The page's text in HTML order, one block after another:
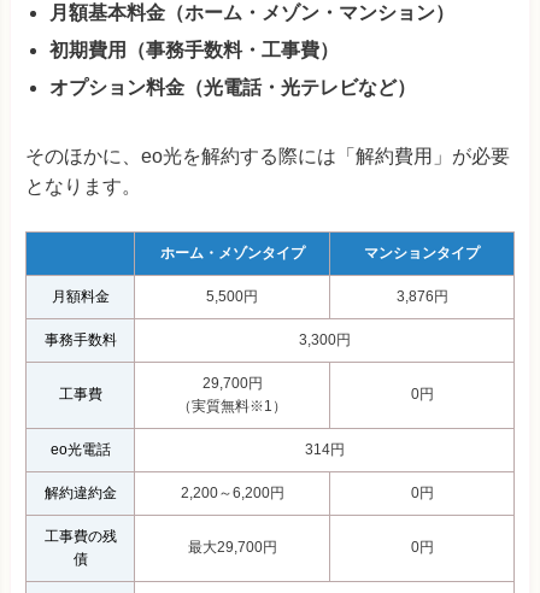
月額基本料金（ホーム・メゾン・マンション）
初期費用（事務手数料・工事費）
オプション料金（光電話・光テレビなど）
そのほかに、eo光を解約する際には「解約費用」が必要
となります。
ホーム・メゾンタイプ マンションタイプ
月額料金 5,500円 3,876円
事務手数料 3,300円
工事費
29,700円
（実質無料※1）
0円
eo光電話 314円
解約違約金 2,200～6,200円 0円
工事費の残
債
最大29,700円 0円